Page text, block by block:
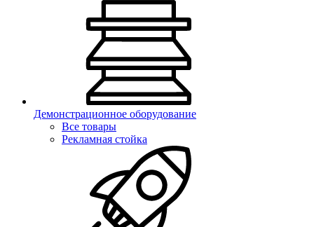
Демонстрационное оборудование
Все товары
Рекламная стойка